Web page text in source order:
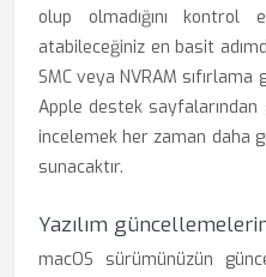
olup olmadığını kontrol
atabileceğiniz en basit
SMC veya NVRAM
Apple destek sayfalarından
incelemek her zaman daha
sunacaktır.
Yazılım
macOS sürümünüzün